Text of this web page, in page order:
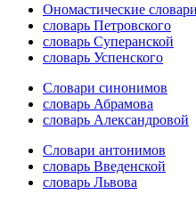
Ономастические словари
словарь Петровского
словарь Суперанской
словарь Успенского
Словари синонимов
словарь Абрамова
словарь Александровой
Словари антонимов
словарь Введенской
словарь Львова